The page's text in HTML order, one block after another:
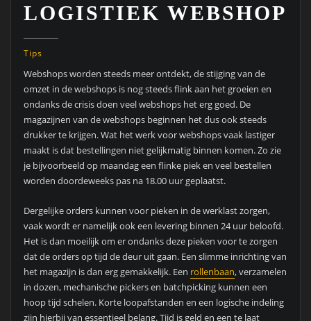
LOGISTIEK WEBSHOP
Tips
Webshops worden steeds meer ontdekt, de stijging van de
omzet in de webshops is nog steeds flink aan het groeien en
ondanks de crisis doen veel webshops het erg goed. De
magazijnen van de webshops beginnen het dus ook steeds
drukker te krijgen. Wat het werk voor webshops vaak lastiger
maakt is dat bestellingen niet gelijkmatig binnen komen. Zo zie
je bijvoorbeeld op maandag een flinke piek en veel bestellen
worden doordeweeks pas na 18.00 uur geplaatst.
Dergelijke orders kunnen voor pieken in de werklast zorgen,
vaak wordt er namelijk ook een levering binnen 24 uur beloofd.
Het is dan moeilijk om er ondanks deze pieken voor te zorgen
dat de orders op tijd de deur uit gaan. Een slimme inrichting van
het magazijn is dan erg gemakkelijk. Een rollenbaan, verzamelen
in dozen, mechanische pickers en batchpicking kunnen een
hoop tijd schelen. Korte loopafstanden en een logische indeling
zijn hierbij van essentieel belang. Tijd is geld en een te laat